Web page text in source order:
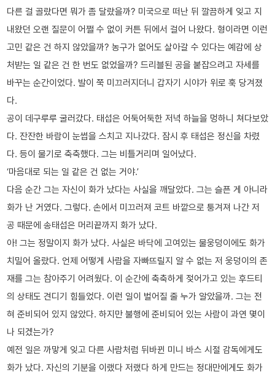
다른 걸 골랐다면 뭐가 좀 달랐을까? 미국으로 떠난 뒤 깔끔하게 잊고 지
내왔던 오랜 질문이 어쩔 수 없이 커튼 뒤에서 걸어 나왔다. 형이라면 이런
고민 같은 건 하지 않았을까? 농구가 없어도 살아갈 수 있다는 예감에 상
처받는 일 같은 건 한 번도 없었을까? 드리블된 공을 붙잡으려고 자세를
바꾸는 순간이었다. 발이 쭉 미끄러지더니 갑자기 시야가 위로 훅 당겨졌
다.
공이 데구루루 굴러갔다. 태섭은 어둑어둑한 저녁 하늘을 멍하니 쳐다보았
다. 잔잔한 바람이 눈썹을 스치고 지나갔다. 잠시 후 태섭은 정신을 차렸
다. 등이 물기로 축축했다. 그는 비틀거리며 일어났다.
‘마음대로 되는 일 같은 건 없는 거야.’
다음 순간 그는 자신이 화가 났다는 사실을 깨달았다. 그는 슬픈 게 아니라
화가 난 거였다. 그렇다. 손에서 미끄러져 코트 바깥으로 퉁겨져 나간 저
공 때문에 송태섭은 머리끝까지 화가 났다.
아! 그는 정말이지 화가 났다. 사실은 바닥에 고여있는 물웅덩이에도 화가
치밀어 올랐다. 언제 어떻게 사람을 자빠뜨릴지 알 수 없는 저 웅덩이의 존
재를 그는 참아주기 어려웠다. 이 순간에 축축하게 젖어가고 있는 후드티
의 상태도 견디기 힘들었다. 이런 일이 벌어질 줄 누가 알았을까. 그는 전
혀 준비되어 있지 않았다. 하지만 불행에 준비되어 있는 사람이 과연 몇이
나 되겠는가?
예전 일은 까맣게 잊고 다른 사람처럼 뒤바뀐 미니 바스 시절 감독에게도
화가 났다. 자신의 기분을 이랬다 저랬다 하게 만드는 정대만에게도 화가